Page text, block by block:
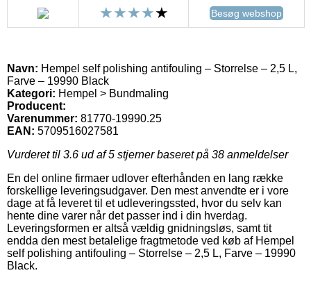
Besøg webshop
Navn: Hempel self polishing antifouling – Storrelse – 2,5 L,
Farve – 19990 Black
Kategori: Hempel > Bundmaling
Producent:
Varenummer: 81770-19990.25
EAN: 5709516027581
Vurderet til 3.6 ud af 5 stjerner baseret på 38 anmeldelser
En del online firmaer udlover efterhånden en lang række
forskellige leveringsudgaver. Den mest anvendte er i vore
dage at få leveret til et udleveringssted, hvor du selv kan
hente dine varer når det passer ind i din hverdag.
Leveringsformen er altså vældig gnidningsløs, samt tit
endda den mest betalelige fragtmetode ved køb af Hempel
self polishing antifouling – Storrelse – 2,5 L, Farve – 19990
Black.